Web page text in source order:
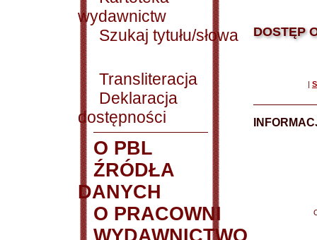
wydawnictw
Szukaj tytułu/słowa
Transliteracja
Deklaracja
dostępności
O PBL
ŹRÓDŁA
DANYCH
O PRACOWNI
WYDAWNICTWO
DOSTĘP
|